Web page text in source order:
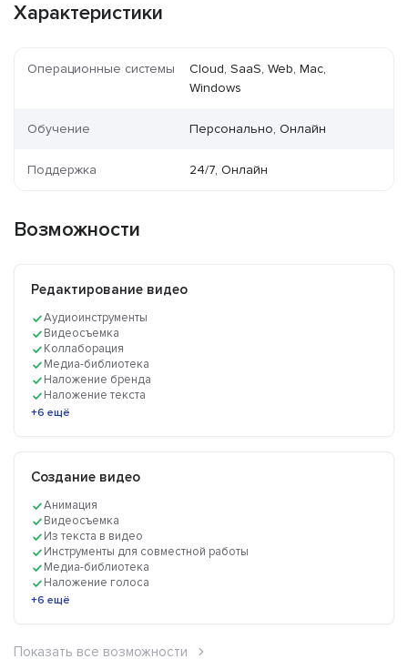
Характеристики
Операционные системы
Cloud, SaaS, Web, Mac,
Windows
Обучение Персонально, Онлайн
Поддержка 24/7, Онлайн
Возможности
Редактирование видео
Аудиоинструменты
Видеосъемка
Коллаборация
Медиа-библиотека
Наложение бренда
Наложение текста
+6 ещё
Создание видео
Анимация
Видеосъемка
Из текста в видео
Инструменты для совместной работы
Медиа-библиотека
Наложение голоса
+6 ещё
Показать все возможности